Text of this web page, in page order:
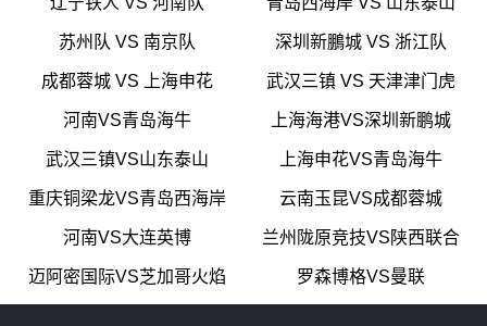
苏州队 VS 南京队 深圳新鵬城 VS 浙江队
成都蓉城 VS 上海申花 武汉三镇 VS 天津津门虎
河南VS青岛海牛 上海海港VS深圳新鹏城
武汉三镇VS山东泰山 上海申花VS青岛海牛
重庆铜梁龙VS青岛西海岸 云南玉昆VS成都蓉城
河南VS大连英博 兰州陇原竞技VS陕西联合
迈阿密国际VS芝加哥火焰 罗森博格VS曼联